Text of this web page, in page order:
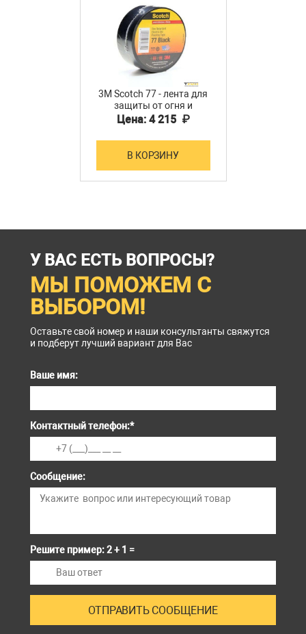
3M Scotch 77 - лента для
защиты от огня и
дугового разряда, 38мм
Цена: 4 215 ₽
В КОРЗИНУ
У ВАС ЕСТЬ ВОПРОСЫ?
МЫ ПОМОЖЕМ С
ВЫБОРОМ!
Оставьте свой номер и наши консультанты свяжутся
и подберут лучший вариант для Вас
Ваше имя:
Контактный телефон:*
Сообщение:
Решите пример: 2 + 1 =